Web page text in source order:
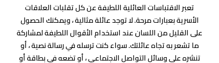
تعبر الاقتباسات العائلية اللطيفة عن كل تقلبات العلاقات
الأسرية بعبارات مرحة. لا توجد عائلة مثالية ، ويمكنك الحصول
على القليل من اللسان عند استخدام الأقوال اللطيفة لمشاركة
ما تشعر به تجاه عائلتك. سواء كنت ترسله في رسالة نصية ، أو
تنشره على وسائل التواصل الاجتماعي ، أو تضعه في بطاقة أو